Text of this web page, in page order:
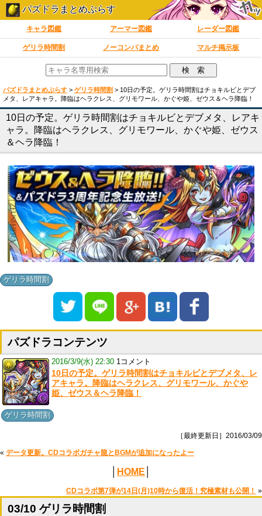
パズドラまとめぷらす
キャラ図鑑 アーマー図鑑 レーダー図鑑
ゲリラ時間割 ノーコンパまとめ マルチ掲示板
パズドラまとめぷらす > ゲリラ時間割 > 10日の予定。ゲリラ時間割はチョキルビとデブ
メタ、レアキャラ。降臨はヘラクレス、グリモワール、かぐや姫、ゼウス＆ヘラ降臨！
10日の予定。ゲリラ時間割はチョキルビとデブメタ、レアキ
ャラ。降臨はヘラクレス、グリモワール、かぐや姫、ゼウス
＆ヘラ降臨！
ゲリラ時間割
パズドラコンテンツ
2016/3/9(水) 22:30 1コメント
10日の予定。ゲリラ時間割はチョキルビとデブメタ、レ
アキャラ。降臨はヘラクレス、グリモワール、かぐや
姫、ゼウス＆ヘラ降臨！
ゲリラ時間割
［最終更新日］2016/03/09
« データ更新。CDコラボガチャ龍とBGMが追加になったよー
HOME
CDコラボ第7弾が14日(月)10時から復活！究極素材も公開！ »
03/10 ゲリラ時間割